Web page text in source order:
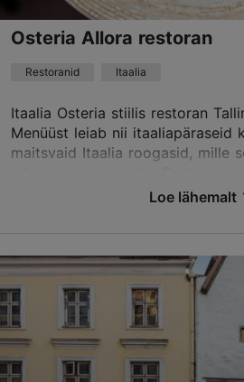
Green key
TripAdvisor Traveler hinnang
Loe rohkem arvustusi TripAdvisorist
Osteria Allora restoran
Restoranid Itaalia
Itaalia Osteria stiilis restoran
Menüüst leiab nii itaaliapäraseid
maitsvaid Itaalia roogasid, mille
Vanalinn
01.01–31.12
T – P 12:00–22:00
Loe lähemalt
Loe lähemalt